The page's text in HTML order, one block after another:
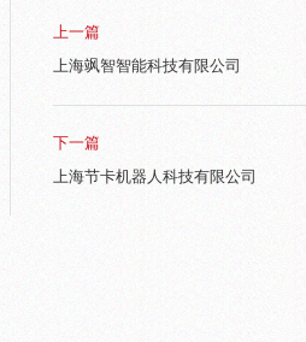
上一篇
上海飒智智能科技有限公司
下一篇
上海节卡机器人科技有限公司